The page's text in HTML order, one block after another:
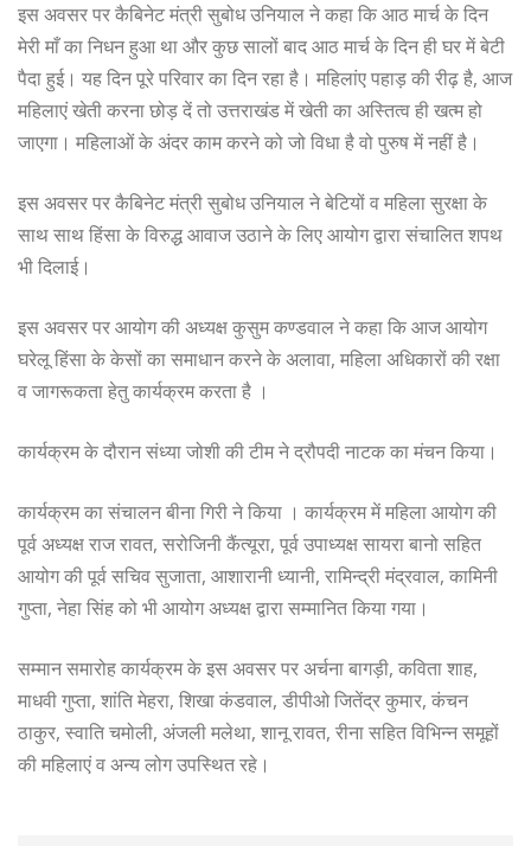
इस अवसर पर कैबिनेट मंत्री सुबोध उनियाल ने कहा कि आठ मार्च के दिन
मेरी माँ का निधन हुआ था और कुछ सालों बाद आठ मार्च के दिन ही घर में बेटी
पैदा हुई। यह दिन पूरे परिवार का दिन रहा है। महिलांए पहाड़ की रीढ़ है, आज
महिलाएं खेती करना छोड़ दें तो उत्तराखंड में खेती का अस्तित्व ही खत्म हो
जाएगा। महिलाओं के अंदर काम करने को जो विधा है वो पुरुष में नहीं है।
इस अवसर पर कैबिनेट मंत्री सुबोध उनियाल ने बेटियों व महिला सुरक्षा के
साथ साथ हिंसा के विरुद्ध आवाज उठाने के लिए आयोग द्वारा संचालित शपथ
भी दिलाई।
इस अवसर पर आयोग की अध्यक्ष कुसुम कण्डवाल ने कहा कि आज आयोग
घरेलू हिंसा के केसों का समाधान करने के अलावा, महिला अधिकारों की रक्षा
व जागरूकता हेतु कार्यक्रम करता है ।
कार्यक्रम के दौरान संध्या जोशी की टीम ने द्रौपदी नाटक का मंचन किया।
कार्यक्रम का संचालन बीना गिरी ने किया । कार्यक्रम में महिला आयोग की
पूर्व अध्यक्ष राज रावत, सरोजिनी कैंत्यूरा, पूर्व उपाध्यक्ष सायरा बानो सहित
आयोग की पूर्व सचिव सुजाता, आशारानी ध्यानी, रामिन्द्री मंद्रवाल, कामिनी
गुप्ता, नेहा सिंह को भी आयोग अध्यक्ष द्वारा सम्मानित किया गया।
सम्मान समारोह कार्यक्रम के इस अवसर पर अर्चना बागड़ी, कविता शाह,
माधवी गुप्ता, शांति मेहरा, शिखा कंडवाल, डीपीओ जितेंद्र कुमार, कंचन
ठाकुर, स्वाति चमोली, अंजली मलेथा, शानू रावत, रीना सहित विभिन्न समूहों
की महिलाएं व अन्य लोग उपस्थित रहे।